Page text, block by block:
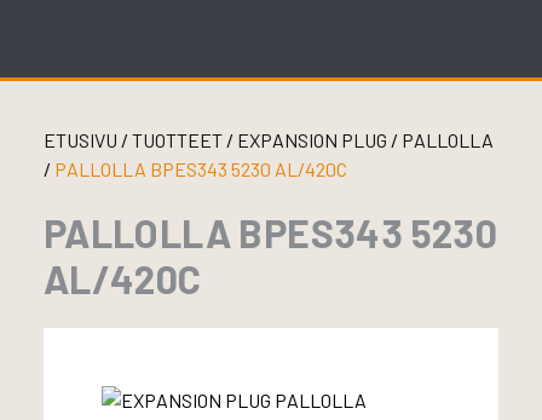
ETUSIVU / TUOTTEET/ EXPANSION PLUG / PALLOLLA
/ PALLOLLA BPES343 5230 AL/420C
PALLOLLA BPES343 5230
AL/420C